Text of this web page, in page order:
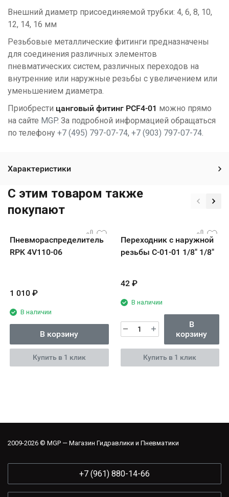
Внешний диаметр присоединяемой трубки: 4, 6, 8, 10,
12, 14, 16 мм
Резьбовые металлические фитинги предназначены
для соединения различных элементов
пневматических систем, различных переходов на
внутренние или наружные резьбы с увеличением или
уменьшением диаметра.
Приобрести цанговый фитинг РСF4-01 можно прямо
на сайте MGP. За подробной информацией обращаться
по телефону +7 (495) 797-07-74, +7 (903) 797-07-74.
Характеристики
C этим товаром также
покупают
Пневмораспределитель
RPK 4V110-06
1 010 ₽
В наличии
В корзину
Купить в 1 клик
Переходник с наружной
резьбы С-01-01 1/8" 1/8"
42 ₽
В наличии
В
корзину
Купить в 1 клик
2009-2026 © MGP — Магазин Гидравлики и Пневматики
+7 (961) 880-14-66